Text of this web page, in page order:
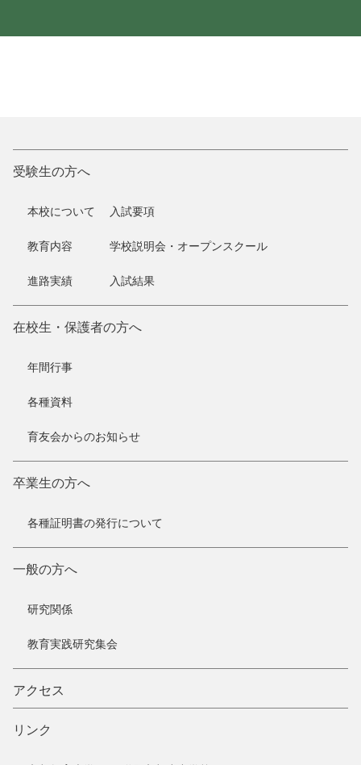
受験生の方へ
本校について
教育内容
進路実績
入試要項
学校説明会・オープンスクール
入試結果
在校生・保護者の方へ
年間行事
各種資料
育友会からのお知らせ
卒業生の方へ
各種証明書の発行について
一般の方へ
研究関係
教育実践研究集会
アクセス
リンク